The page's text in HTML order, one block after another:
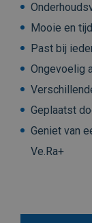
Mooie en
Past bij
Ongevoelig
Geplaatst
Geniet van
Ve.Ra+